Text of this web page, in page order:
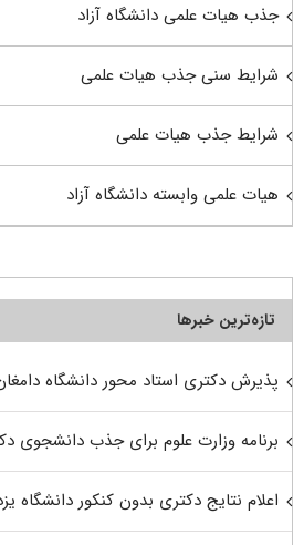
جذب هیات علمی دانشگاه آزاد
شرایط سنی جذب هیات علمی
شرایط جذب هیات علمی
هیات علمی وابسته دانشگاه آزاد
تازه‌ترین خبرها
پذیرش دکتری استاد محور دانشگاه دامغان
برنامه وزارت علوم برای جذب دانشجوی
اعلام نتایج دکتری بدون کنکور دانشگاه یزد